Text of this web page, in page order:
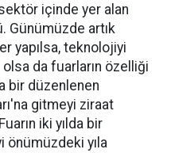
içinde yer alan
Günümüzde artık
yapılsa, teknolojiyi
da fuarların özelliği
bir düzenlenen
gitmeyi ziraat
iki yılda bir
önümüzdeki yıla